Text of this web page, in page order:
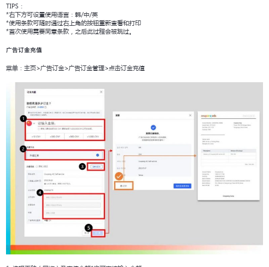
TIPS：
*右下方可设置使用语言：韩/中/英
*使用条款可随时通过右上角的按钮重新查看和打印
*首次使用需要同意条款，之后此过程会被跳过。
广告订金充值
菜单：主页>广告订金>广告订金管理>点击订金充值